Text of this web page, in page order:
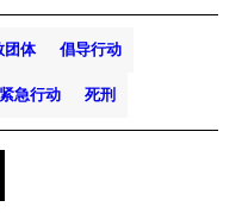
团体 倡导行动
紧急行动 死刑